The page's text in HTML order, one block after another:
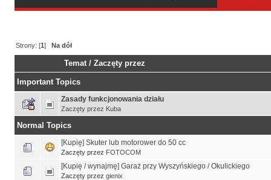
Strony: [1]Na dół
Temat /Zaczęty przez
Important Topics
Zasady funkcjonowania działu
Zaczęty przez Kuba
Normal Topics
[Kupię] Skuter lub motorower do 50 cc
Zaczęty przez FOTOCOM
[Kupię / wynajmę] Garaż przy Wyszyńskiego / Okulickiego
Zaczęty przez gienix